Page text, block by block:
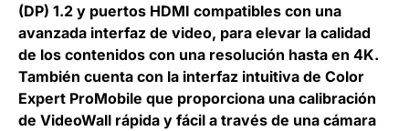
(DP) 1.2 y puertos HDMI compatibles con una
avanzada interfaz de video, para elevar la calidad
de los contenidos con una resolución hasta en 4K.
También cuenta con la interfaz intuitiva de Color
Expert ProMobile que proporciona una calibración
de VideoWall rápida y fácil a través de una cámara